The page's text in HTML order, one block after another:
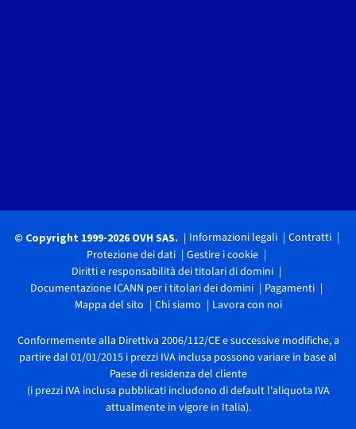
© Copyright 1999-2026 OVH SAS. Informazioni legali
Contratti
Protezione dei dati
Gestire i cookie
Diritti e responsabilità dei titolari di domini
Documentazione ICANN per i titolari dei domini
Pagamenti
Mappa del sito
Chi siamo Lavora con noi
Conformemente alla Direttiva 2006/112/CE e successive modifiche, a
partire dal 01/01/2015 i prezzi IVA inclusa possono variare in base al
Paese di residenza del cliente
(i prezzi IVA inclusa pubblicati includono di default l'aliquota IVA
attualmente in vigore in Italia).